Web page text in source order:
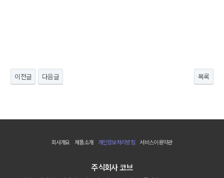
이전글 다음글 목록
회사개요 제품소개 개인정보처리방침 서비스이용약관
주식회사 코브